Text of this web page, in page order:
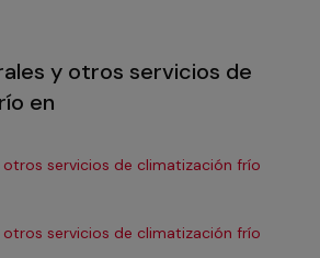
y otros servicios de
en
otros servicios de climatización frío
otros servicios de climatización frío